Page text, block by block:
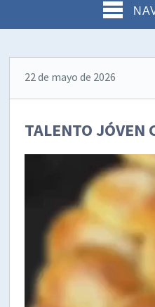
22 de mayo de 2026
TALENTO JÓVEN